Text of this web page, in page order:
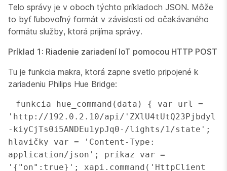
Telo správy je v oboch týchto príkladoch JSON. Môže
to byť ľubovoľný formát v závislosti od očakávaného
formátu služby, ktorá prijíma správy.
Príklad 1: Riadenie zariadení IoT pomocou HTTP POST
Tu je funkcia makra, ktorá zapne svetlo pripojené k
zariadeniu Philips Hue Bridge:
'http://192.0.2.10/api/'ZXlU4tUtQ23Pjbdyl
-kiyCjTs0i5ANDEu1ypJq0-/lights/1/state';
hlavičky var = 'Content-Type:
application/json'; príkaz var =
'{"on":true}'; xapi.command('HttpClient